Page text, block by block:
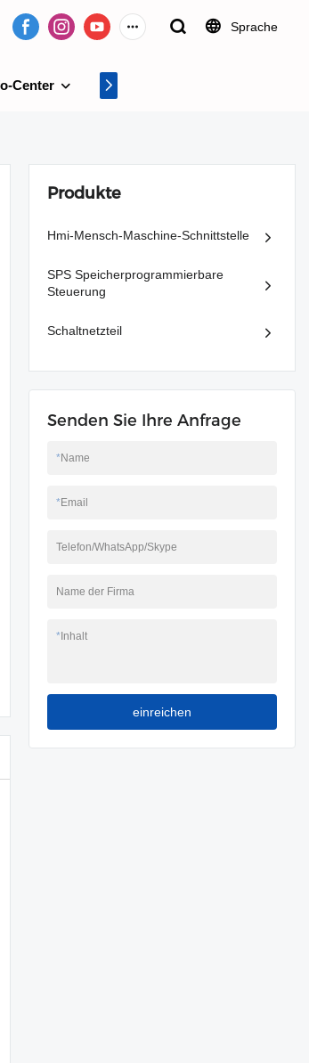
Sprache
Center Videocenter
Produkte
Hmi-Mensch-Maschine-Schnittstelle
SPS Speicherprogrammierbare
Steuerung
Schaltnetzteil
Senden Sie Ihre Anfrage
*Name
*Email
Telefon/WhatsApp/Skype
Name der Firma
* Inhalt
einreichen